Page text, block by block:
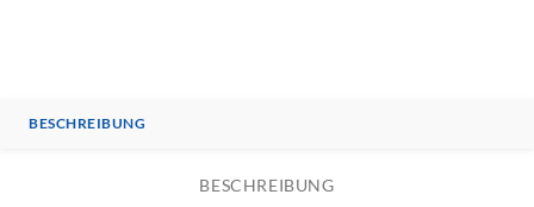
BESCHREIBUNG
BESCHREIBUNG